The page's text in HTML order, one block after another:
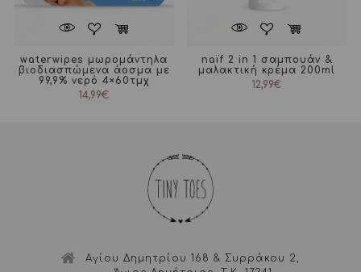
waterwipes μωρομάντηλα
βιοδιασπώμενα άοσμα με
99,9% νερό 4×60τμχ
14,99€
naïf 2 in 1 σαμπουάν &
μαλακτική κρέμα 200ml
12,99€
Αγίου Δημητρίου 168 & Συρράκου 2,